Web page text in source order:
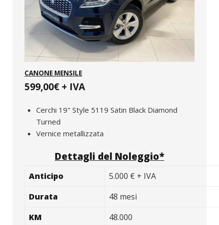
CANONE MENSILE
599,00€ + IVA
Cerchi 19" Style 5119 Satin Black Diamond
Turned
Vernice metallizzata
Dettagli del Noleggio*
Anticipo
5.000 € + IVA
Durata
48 mesi
KM
48.000